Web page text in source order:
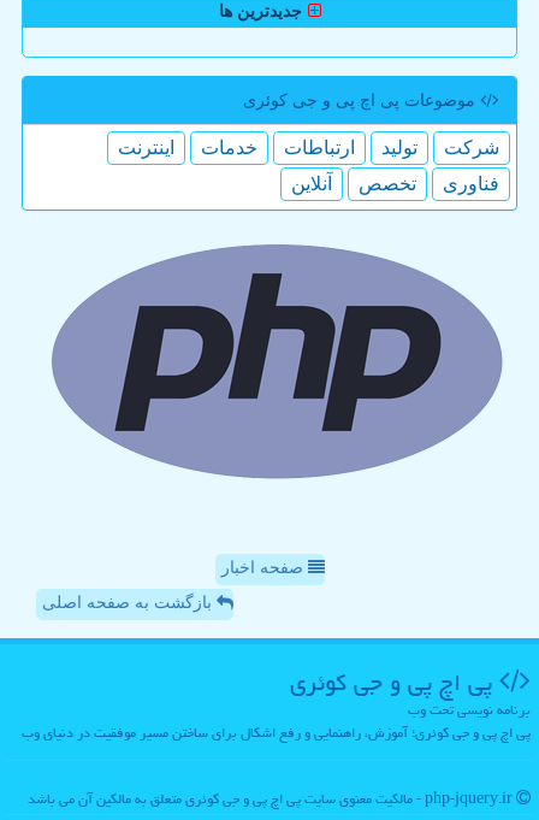
جدیدترین ها
موضوعات پی اچ پی و جی كوئری
شركت تولید ارتباطات خدمات
اینترنت
فناوری
تخصص آنلاین
صفحه اخبار
بازگشت به صفحه اصلی
پی اچ پی و جی كوئری
برنامه نویسی تحت وب
پی اچ پی و جی کوئری؛ آموزش، راهنمایی و رفع اشکال برای ساختن مسیر موفقیت در دنیای وب